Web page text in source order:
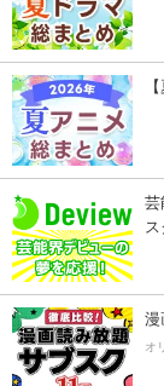
芸
漫
オ